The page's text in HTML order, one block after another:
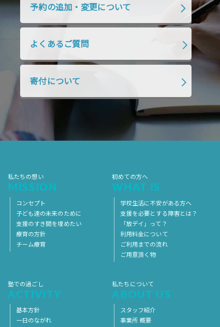
予約の追加・変更について
よくあるご質問
寄付について
私たちの想い
MISSION
コンセプト
子ども達の未来のために
支援のすき間を埋めたい
療育の方針
チーム療育
初めての方へ
WHAT IS
学校生活に不安がある方へ
支援を必要とする障害とは？
「放デイ」って？
利用料金について
ご利用までの流れ
ご用意頂く物
塾での過ごし
ACTIVITY
基本方針
一日のながれ
私たちについて
ABOUT US
スタッフ紹介
事業所 概要